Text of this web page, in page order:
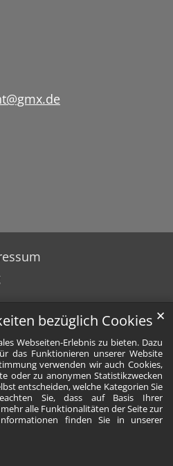
bezüglich Cookies
Webseiten-Erlebnis zu bieten. Dazu
das Funktionieren unserer Website
verwenden wir auch Cookies,
oder zu anonymen Statistikzwecken
entscheiden, welche Kategorien Sie
Sie, dass auf Basis Ihrer
alle Funktionalitäten der Seite zur
finden Sie in unserer
✕